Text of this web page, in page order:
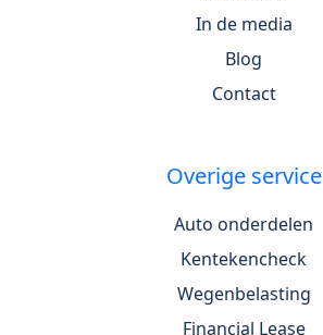
In de media
Blog
Contact
Overige service
Auto onderdelen
Kentekencheck
Wegenbelasting
Financial Lease